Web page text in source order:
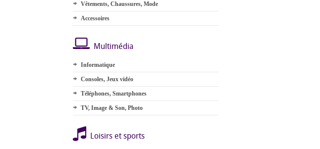
Vêtements, Chaussures, Mode
Accessoires
Multimédia
Informatique
Consoles, Jeux vidéo
Téléphones, Smartphones
TV, Image & Son, Photo
Loisirs et sports